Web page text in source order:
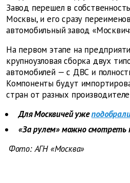
Завод перешел в
Москвы, и его сразу
автомобильный завод
На первом этапе на
крупноузловая сборка двух
автомобилей — с ДВС и
Компоненты будут
стран от разных
Для Москвичей уже
«За рулем» можно смотреть
Фото: АГН «Москва»